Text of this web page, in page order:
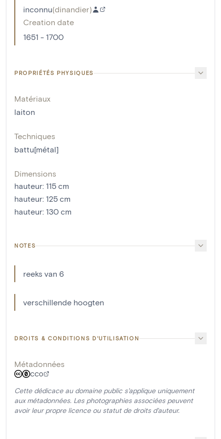
inconnu(dinandier)
Creation date
1651 - 1700
PROPRIÉTÉS PHYSIQUES
Matériaux
laiton
Techniques
battu[métal]
Dimensions
hauteur: 115 cm
hauteur: 125 cm
hauteur: 130 cm
NOTES
reeks van 6
verschillende hoogten
DROITS & CONDITIONS D'UTILISATION
Métadonnées
CC0
Cette dédicace au domaine public s'applique uniquement
aux métadonnées. Les photographies associées peuvent
avoir leur propre licence ou statut de droits d'auteur.